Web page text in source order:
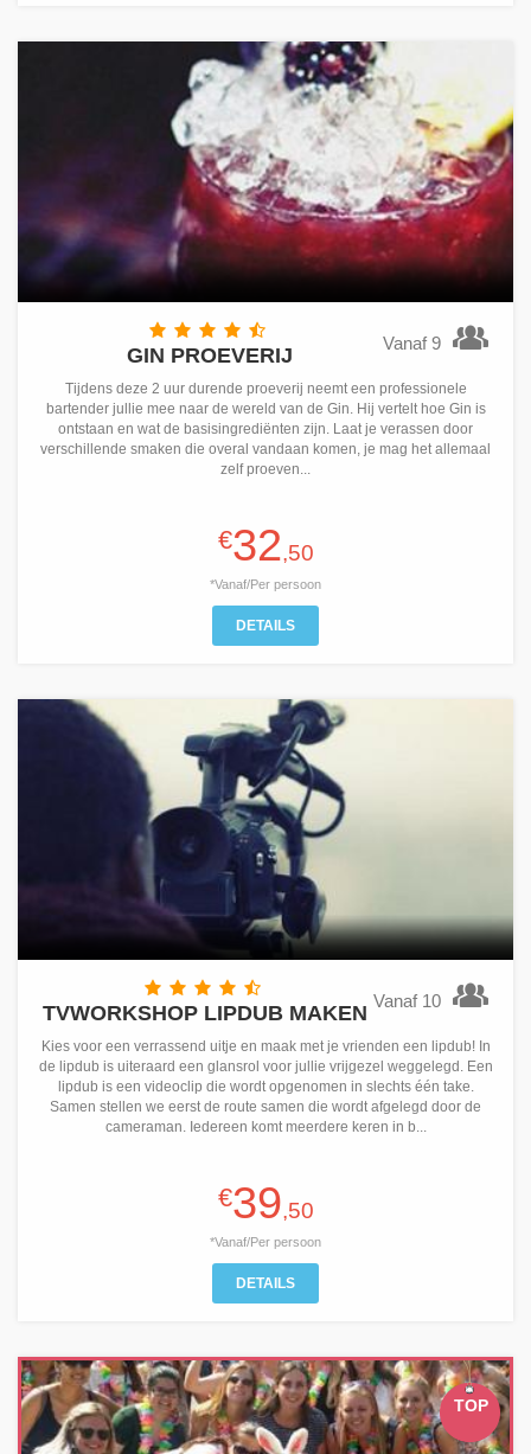
Vanaf 9
GIN PROEVERIJ
Tijdens deze 2 uur durende proeverij neemt een professionele
bartender jullie mee naar de wereld van de Gin. Hij vertelt hoe Gin is
ontstaan en wat de basisingrediënten zijn. Laat je verassen door
verschillende smaken die overal vandaan komen, je mag het allemaal
zelf proeven...
€32,50
*Vanaf/Per persoon
DETAILS
Vanaf 10
TVWORKSHOP LIPDUB MAKEN
Kies voor een verrassend uitje en maak met je vrienden een lipdub! In
de lipdub is uiteraard een glansrol voor jullie vrijgezel weggelegd. Een
lipdub is een videoclip die wordt opgenomen in slechts één take.
Samen stellen we eerst de route samen die wordt afgelegd door de
cameraman. Iedereen komt meerdere keren in b...
€39,50
*Vanaf/Per persoon
DETAILS
TOP